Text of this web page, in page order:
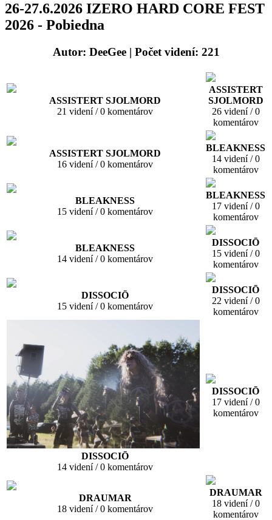
26-27.6.2026 IZERO HARD CORE FEST
2026 - Pobiedna
Autor: DeeGee| Počet videní: 221
ASSISTERT SJOLMORD
21 videní / 0 komentárov
ASSISTERT
SJOLMORD
26 videní / 0
komentárov
ASSISTERT SJOLMORD
16 videní / 0 komentárov
BLEAKNESS
14 videní / 0
komentárov
BLEAKNESS
15 videní / 0 komentárov
BLEAKNESS
17 videní / 0
komentárov
BLEAKNESS
14 videní / 0 komentárov
DISSOCIŌ
15 videní / 0
komentárov
DISSOCIŌ
15 videní / 0 komentárov
DISSOCIŌ
22 videní / 0
komentárov
DISSOCIŌ
14 videní / 0 komentárov
DISSOCIŌ
17 videní / 0
komentárov
DRAUMAR
18 videní / 0 komentárov
DRAUMAR
18 videní / 0
komentárov